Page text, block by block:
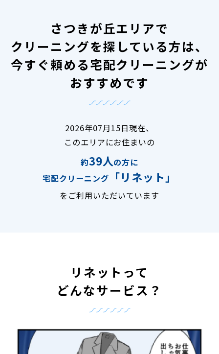
さつきが丘エリアで
クリーニングを探している方は、
今すぐ頼める宅配クリーニングが
おすすめです
2026年07月15日現在、
このエリアにお住まいの
約39人の方に
宅配クリーニング
「リネット」
をご利用いただいています
リネットって
どんなサービス？